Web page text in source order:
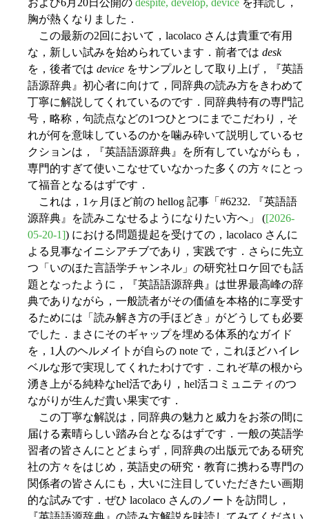
および6月20日公開の despite, develop, device を拝読し，
胸が熱くなりました．
この最新の2回において，lacolaco さんは貴重で有用
な，新しい試みを始められています．前者では desk
を，後者では device をサンプルとして取り上げ，『英語
語源辞典』初心者に向けて，同辞典の読み方をきわめて
丁寧に解説してくれているのです．同辞典特有の専門記
号，略称，句読点などの1つひとつにまでこだわり，そ
れが何を意味しているのかを噛み砕いて説明しているセ
クションは，『英語語源辞典』を所有していながらも，
専門的すぎて使いこなせていなかった多くの方々にとっ
て福音となるはずです．
これは，1ヶ月ほど前の hellog 記事「#6232. 『英語語
源辞典』を読みこなせるようになりたい方へ」 ([2026-
05-20-1]) における問題提起を受けての，lacolaco さんに
よる見事なイニシアチブであり，実践です．さらに先立
つ「いのほた言語学チャンネル」の研究社ロケ回でも話
題となったように，『英語語源辞典』は世界最高峰の辞
典でありながら，一般読者がその価値を本格的に享受す
るためには「読み解き方の手ほどき」がどうしても必要
でした．まさにそのギャップを埋める体系的なガイド
を，1人のヘルメイトが自らの note で，これほどハイレ
ベルな形で実現してくれたわけです．これぞ草の根から
湧き上がる純粋なhel活であり，hel活コミュニティのつ
ながりが生んだ貴い果実です．
この丁寧な解説は，同辞典の魅力と威力をお茶の間に
届ける素晴らしい踏み台となるはずです．一般の英語学
習者の皆さんにとどまらず，同辞典の出版元である研究
社の方々をはじめ，英語史の研究・教育に携わる専門の
関係者の皆さんにも，大いに注目していただきたい画期
的な試みです．ぜひ lacolaco さんのノートを訪問し，
『英語語源辞典』の読み方解説を味読してみてください